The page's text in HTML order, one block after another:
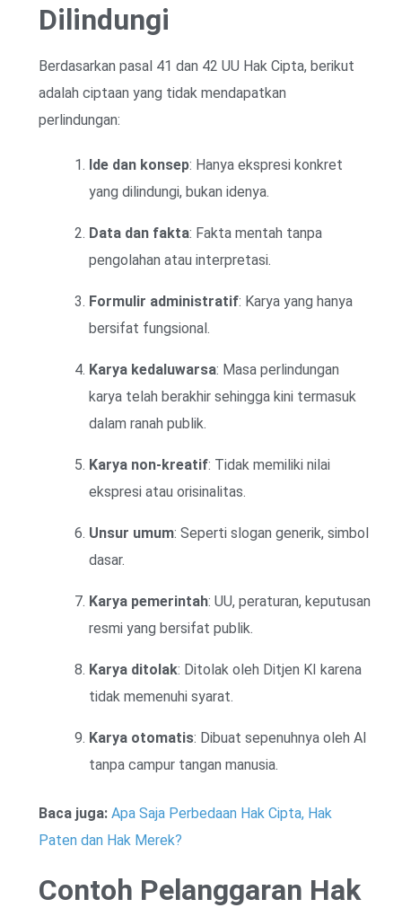
Dilindungi
Berdasarkan pasal 41 dan 42 UU Hak Cipta, berikut
adalah ciptaan yang tidak mendapatkan
perlindungan:
Ide dan konsep: Hanya ekspresi konkret
yang dilindungi, bukan idenya.
Data dan fakta: Fakta mentah tanpa
pengolahan atau interpretasi.
Formulir administratif: Karya yang hanya
bersifat fungsional.
Karya kedaluwarsa: Masa perlindungan
karya telah berakhir sehingga kini termasuk
dalam ranah publik.
Karya non-kreatif: Tidak memiliki nilai
ekspresi atau orisinalitas.
Unsur umum: Seperti slogan generik, simbol
dasar.
Karya pemerintah: UU, peraturan, keputusan
resmi yang bersifat publik.
Karya ditolak: Ditolak oleh Ditjen KI karena
tidak memenuhi syarat.
Karya otomatis: Dibuat sepenuhnya oleh AI
tanpa campur tangan manusia.
Baca juga: Apa Saja Perbedaan Hak Cipta, Hak
Paten dan Hak Merek?
Contoh Pelanggaran Hak